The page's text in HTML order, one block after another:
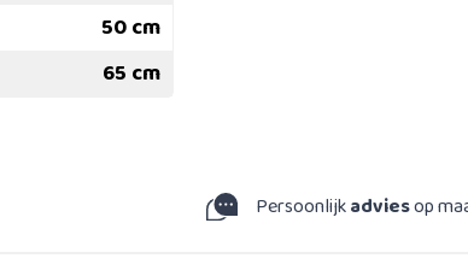
50 cm
65 cm
Persoonlijkadviesop